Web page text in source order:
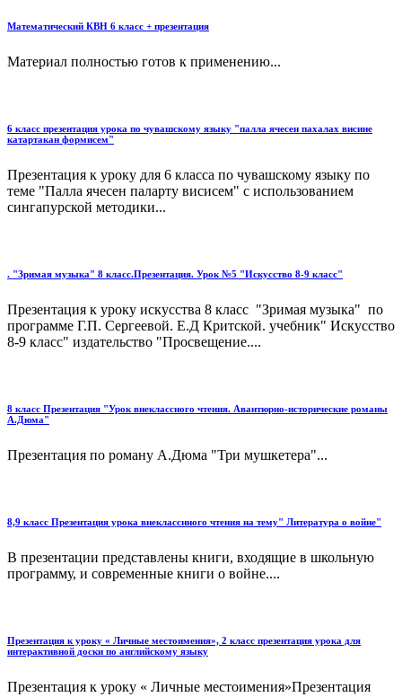
Математический КВН 6 класс + презентация
Материал полностью готов к применению...
6 класс презентация урока по чувашскому языку "палла ячесен пахалах висине
катартакан формисем"
Презентация к уроку для 6 класса по чувашскому языку по
теме "Палла ячесен паларту висисем" с использованием
сингапурской методики...
. "Зримая музыка" 8 класс.Презентация. Урок №5 "Искусство 8-9 класс"
Презентация к уроку искусства 8 класс "Зримая музыка" по
программе Г.П. Сергеевой. Е.Д Критской. учебник" Искусство
8-9 класс" издательство "Просвещение....
8 класс Презентация "Урок внеклассного чтения. Авантюрно-исторические романы
А.Дюма"
Презентация по роману А.Дюма "Три мушкетера"...
8,9 класс Презентация урока внекласснного чтения на тему" Литература о войне"
В презентации представлены книги, входящие в школьную
программу, и современные книги о войне....
Презентация к уроку « Личные местоимения», 2 класс презентация урока для
интерактивной доски по английскому языку
Презентация к уроку « Личные местоимения»Презентация